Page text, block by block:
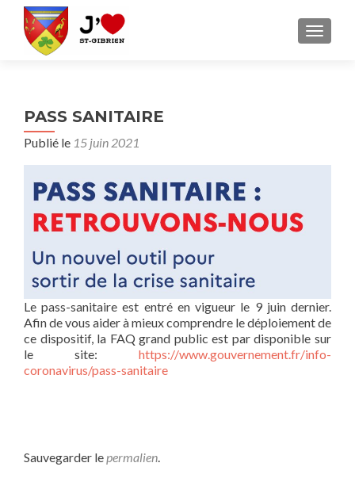
PASS SANITAIRE
Publié le 15 juin 2021
Le pass-sanitaire est entré en vigueur le 9 juin dernier.
Afin de vous aider à mieux comprendre le déploiement de
ce dispositif, la FAQ grand public est par disponible sur
le site: https://www.gouvernement.fr/info-
coronavirus/pass-sanitaire
Sauvegarder lepermalien.